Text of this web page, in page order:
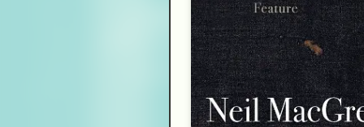
Einfühlsam und mit
vibrierender Intensität
Frankfurter Allgemeine Zeitung